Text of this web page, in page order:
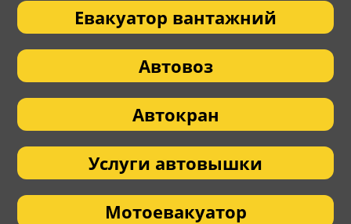
Евакуатор вантажний
Автовоз
Автокран
Услуги автовышки
Мотоевакуатор